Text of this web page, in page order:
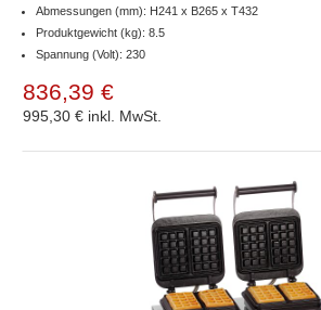
Abmessungen (mm): H241 x B265 x T432
Produktgewicht (kg): 8.5
Spannung (Volt): 230
836,39 €
995,30 € inkl. MwSt.